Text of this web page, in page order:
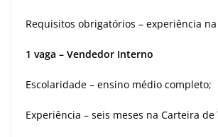
Requisitos obrigatórios – experiência
1 vaga – Vendedor Interno
Escolaridade – ensino médio completo;
Experiência – seis meses na Carteira de